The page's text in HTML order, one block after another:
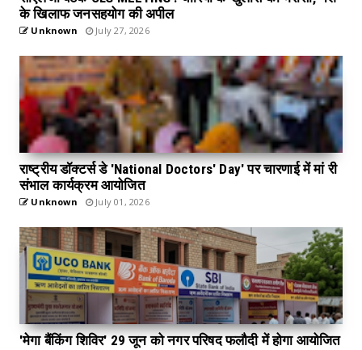
के खिलाफ जनसहयोग की अपील
Unknown July 27, 2026
राष्ट्रीय डॉक्टर्स डे 'National Doctors' Day' पर चारणाई में मां री
संभाल कार्यक्रम आयोजित
Unknown July 01, 2026
'मेगा बैंकिंग शिविर' 29 जून को नगर परिषद फलौदी में होगा आयोजित